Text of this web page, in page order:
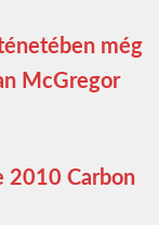
még
McGregor
2010 Carbon